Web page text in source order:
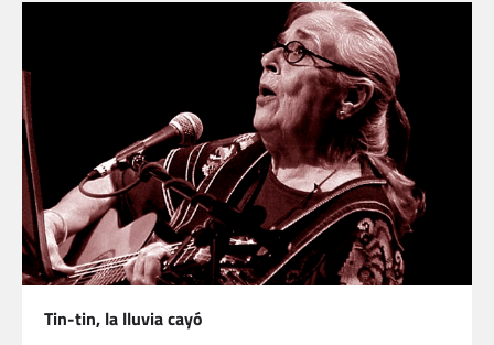
Tin-tin, la lluvia cayó